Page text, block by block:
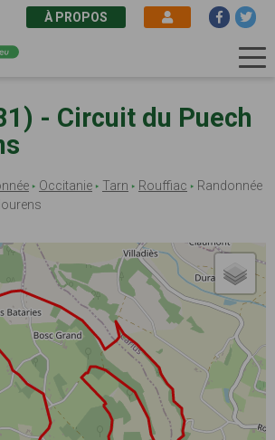
À PROPOS
- Circuit du Puech
Occitanie Tarn Rouffiac
Randonnée